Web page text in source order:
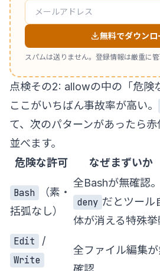
無料でダウンロ
スパムは送りません。登録情報は厳重に管
点検その2: allowの中の「危険
ここがいちばん事故率が高い。
て、次のパターンがあったら
並べます。
危険な許可
なぜまずいか
Bash
（素・
括弧なし）
全Bashが無確認。
deny だとツール
体が消える特殊挙
Edit
/
Write
全ファイル編集